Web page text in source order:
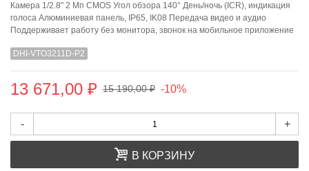
Камера 1/2.8" 2 Мп CMOS Угол обзора 140° День/ночь (ICR), индикация
голоса Алюминиевая панель, IP65, IK08 Передача видео и аудио
Поддерживает работу без монитора, звонок на мобильное приложение
DHI-VTO3211D-P2
13 671,00 ₽ 15 190,00 ₽ -10%
- +
В КОРЗИНУ